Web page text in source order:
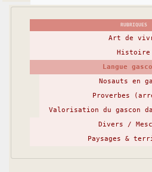
RUBRIQUES
Art de
Histoire
Langue
Nosauts en
Proverbes
Valorisation du gascon
Divers /
Paysages &